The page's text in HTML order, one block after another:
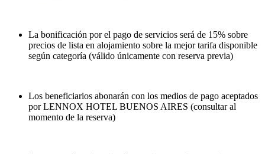
La bonificación por el pago de servicios será de 15% sobre
precios de lista en alojamiento sobre la mejor tarifa disponible
según categoría (válido únicamente con reserva previa)
Los beneficiarios abonarán con los medios de pago aceptados
por LENNOX HOTEL BUENOS AIRES (consultar al
momento de la reserva)